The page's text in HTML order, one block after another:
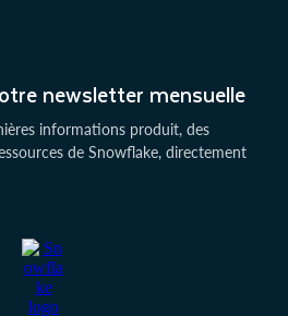
newsletter mensuelle
informations produit, des
de Snowflake, directement